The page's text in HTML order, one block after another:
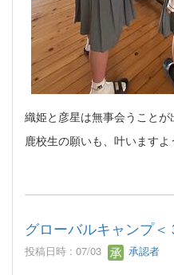
織姫と彦星は無事会うことが
鹿校生の願いも、叶いますよ
グローバルキャンプ＜
投稿日時 : 07/03 承認者